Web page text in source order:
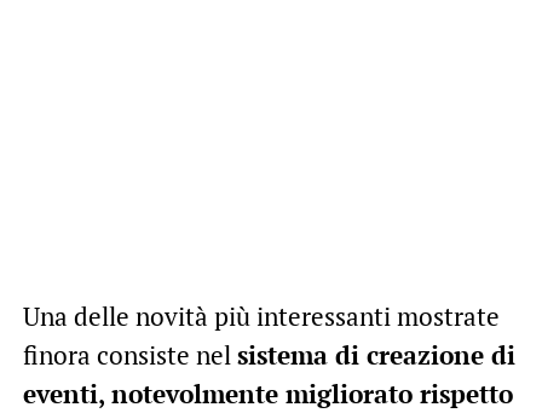
Una delle novità più interessanti mostrate
finora consiste nelsistema di creazione di
eventi, notevolmente migliorato rispetto